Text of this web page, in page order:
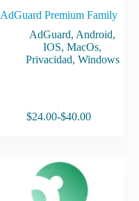
AdGuard Premium Family
AdGuard, Android,
IOS,MacOs,
Privacidad, Windows
$24.00-$40.00
Rango
desde
$24.00
hasta
$40.00